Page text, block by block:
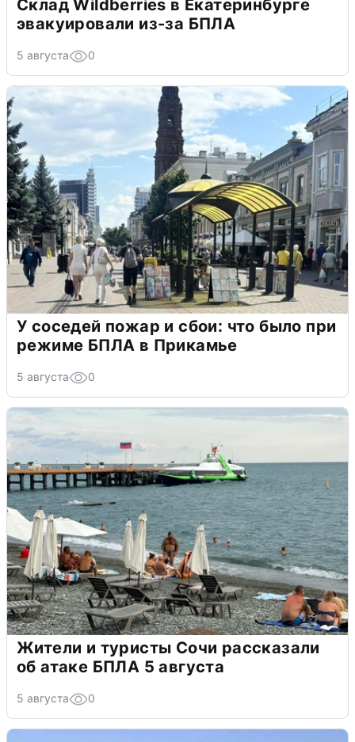
Склад Wildberries в Екатеринбурге
эвакуировали из-за БПЛА
5 августа 0
У соседей пожар и сбои: что было при
режиме БПЛА в Прикамье
5 августа 0
Жители и туристы Сочи рассказали
об атаке БПЛА 5 августа
5 августа 0